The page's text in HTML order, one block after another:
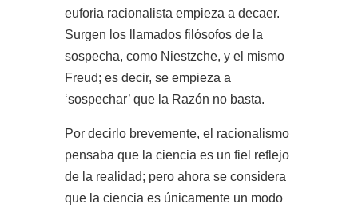
euforia racionalista empieza a decaer.
Surgen los llamados filósofos de la
sospecha, como Niestzche, y el mismo
Freud; es decir, se empieza a
‘sospechar’ que la Razón no basta.
Por decirlo brevemente, el racionalismo
pensaba que la ciencia es un fiel reflejo
de la realidad; pero ahora se considera
que la ciencia es únicamente un modo